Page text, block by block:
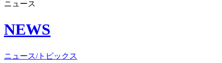
ニュース
NEWS
ニュース/トピックス